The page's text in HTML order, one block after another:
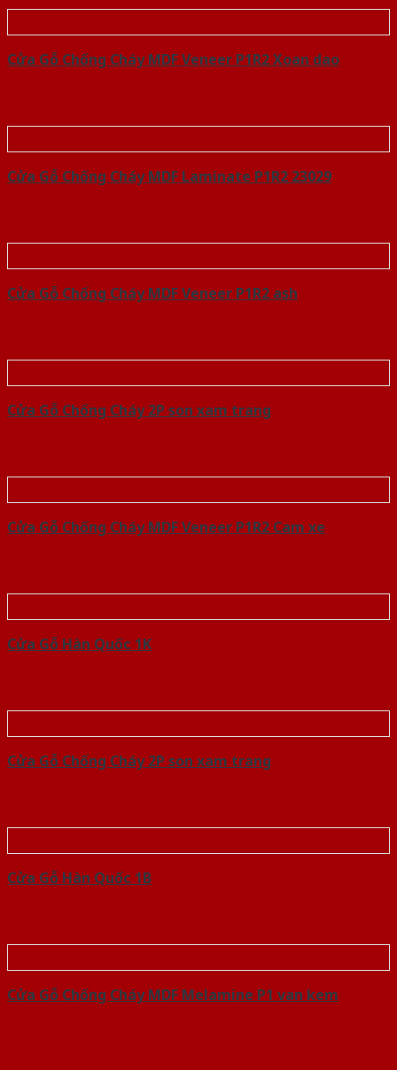
Cửa Gỗ Chống Cháy MDF Veneer P1R2 Xoan dao
Cửa Gỗ Chống Cháy MDF Laminate P1R2 23029
Cửa Gỗ Chống Cháy MDF Veneer P1R2 ash
Cửa Gỗ Chống Cháy 2P son xam trang
Cửa Gỗ Chống Cháy MDF Veneer P1R2 Cam xe
Cửa Gỗ Hàn Quốc 1K
Cửa Gỗ Chống Cháy 2P son xam trang
Cửa Gỗ Hàn Quốc 1B
Cửa Gỗ Chống Cháy MDF Melamine P1 van kem